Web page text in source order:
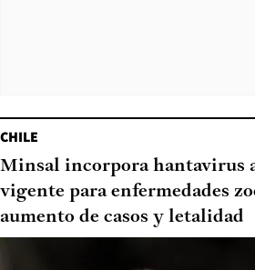
CHILE
Minsal incorpora hantavirus
vigente para enfermedades
aumento de casos y letalidad